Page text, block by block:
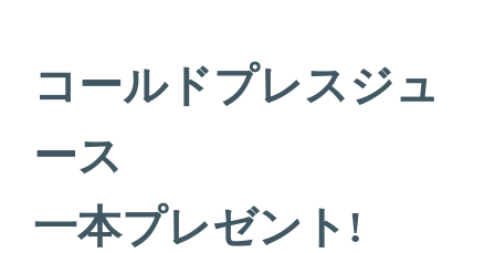
コールドプレスジュ
ース
一本プレゼント!